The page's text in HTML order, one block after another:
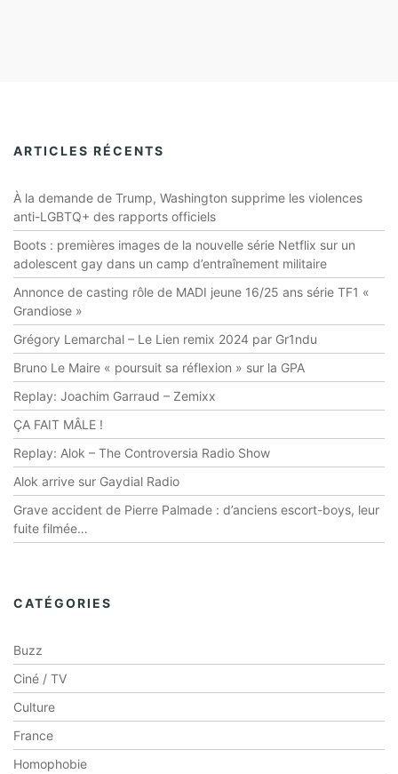
ARTICLES RÉCENTS
À la demande de Trump, Washington supprime les violences
anti-LGBTQ+ des rapports officiels
Boots : premières images de la nouvelle série Netflix sur un
adolescent gay dans un camp d’entraînement militaire
Annonce de casting rôle de MADI jeune 16/25 ans série TF1 «
Grandiose »
Grégory Lemarchal – Le Lien remix 2024 par Gr1ndu
Bruno Le Maire « poursuit sa réflexion » sur la GPA
Replay: Joachim Garraud – Zemixx
ÇA FAIT MÂLE !
Replay: Alok – The Controversia Radio Show
Alok arrive sur Gaydial Radio
Grave accident de Pierre Palmade : d’anciens escort-boys, leur
fuite filmée…
CATÉGORIES
Buzz
Ciné / TV
Culture
France
Homophobie